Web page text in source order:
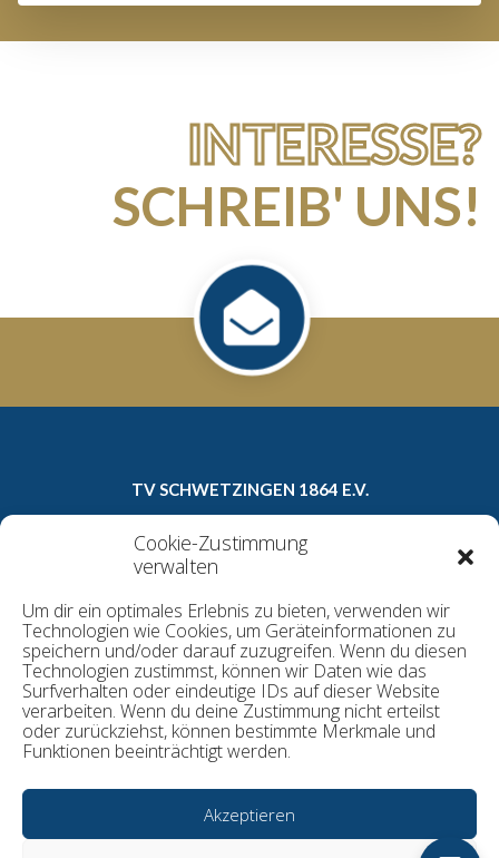
Cookie-Zustimmung
verwalten
Um dir ein optimales Erlebnis zu bieten, verwenden wir
Technologien wie Cookies, um Geräteinformationen zu
speichern und/oder darauf zuzugreifen. Wenn du diesen
Technologien zustimmst, können wir Daten wie das
Surfverhalten oder eindeutige IDs auf dieser Website
verarbeiten. Wenn du deine Zustimmung nicht erteilst
oder zurückziehst, können bestimmte Merkmale und
Funktionen beeinträchtigt werden.
Akzeptieren
INTERESSE?
SCHREIB' UNS!
TV SCHWETZINGEN 1864 E.V.
Carl-Theodor-Straße 8a
68723 Schwetzingen
E-Mail:geschaeftsstelle@tv1864.de
Datenschutzerklärung
Kontakt
Cookie-Richtlinie
© TV Schwetzingen 1864 e.V.